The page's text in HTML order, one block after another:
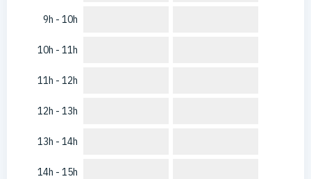
9h - 10h
10h - 11h
11h - 12h
12h - 13h
13h - 14h
14h - 15h